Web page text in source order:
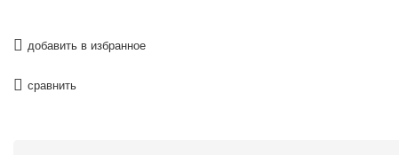
добавить в избранное
сравнить